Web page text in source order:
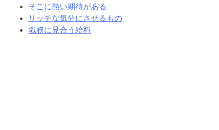
そこに熱い期待がある
リッチな気分にさせるもの
職務に見合う給料